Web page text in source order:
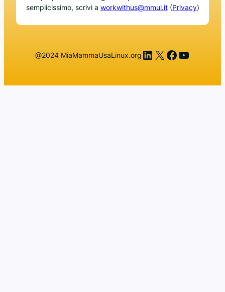
semplicissimo, scrivi a workwithus@mmul.it(Privacy)
@2024 MiaMammaUsaLinux.org LinkedIn
X Facebook